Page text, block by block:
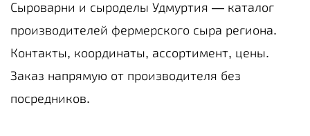
Сыроварни и сыроделы Удмуртия — каталог
производителей фермерского сыра региона.
Контакты, координаты, ассортимент, цены.
Заказ напрямую от производителя без
посредников.